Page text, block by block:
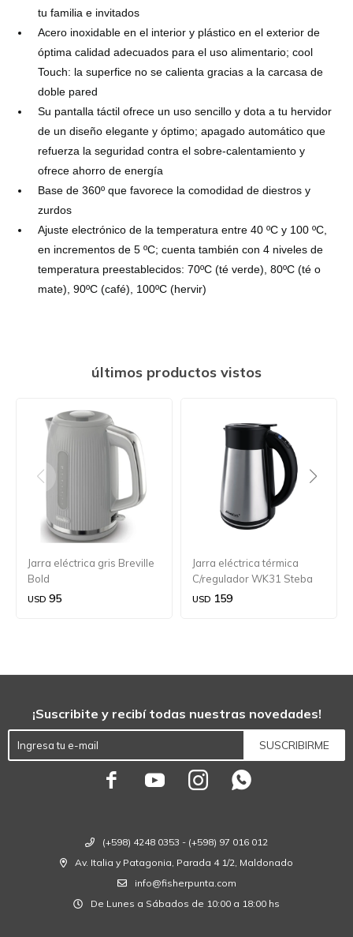
tu familia e invitados
Acero inoxidable en el interior y plástico en el exterior de
óptima calidad adecuados para el uso alimentario; cool
Touch: la superfice no se calienta gracias a la carcasa de
doble pared
Su pantalla táctil ofrece un uso sencillo y dota a tu hervidor
de un diseño elegante y óptimo; apagado automático que
refuerza la seguridad contra el sobre-calentamiento y
ofrece ahorro de energía
Base de 360º que favorece la comodidad de diestros y
zurdos
Ajuste electrónico de la temperatura entre 40 ºC y 100 ºC,
en incrementos de 5 ºC; cuenta también con 4 niveles de
temperatura preestablecidos: 70ºC (té verde), 80ºC (té o
mate), 90ºC (café), 100ºC (hervir)
últimos productos vistos
Jarra eléctrica gris Breville
Bold
USD 95
Jarra eléctrica térmica
C/regulador WK31 Steba
USD 159
(+598) 4248 0353 - (+598) 97 016 012
Av. Italia y Patagonia, Parada 4 1/2, Maldonado
info@fisherpunta.com
De Lunes a Sábados de 10:00 a 18:00 hs
¡Suscribite y recibí todas nuestras novedades!
SUSCRIBIRME
   